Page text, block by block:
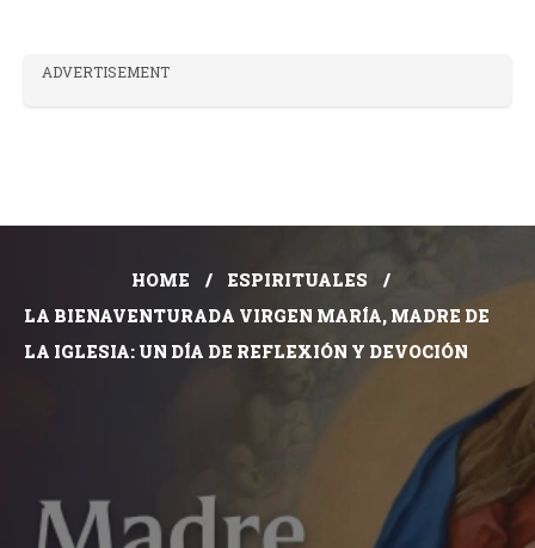
ADVERTISEMENT
HOME
ESPIRITUALES
LA BIENAVENTURADA VIRGEN MARÍA, MADRE DE
LA IGLESIA: UN DÍA DE REFLEXIÓN Y DEVOCIÓN